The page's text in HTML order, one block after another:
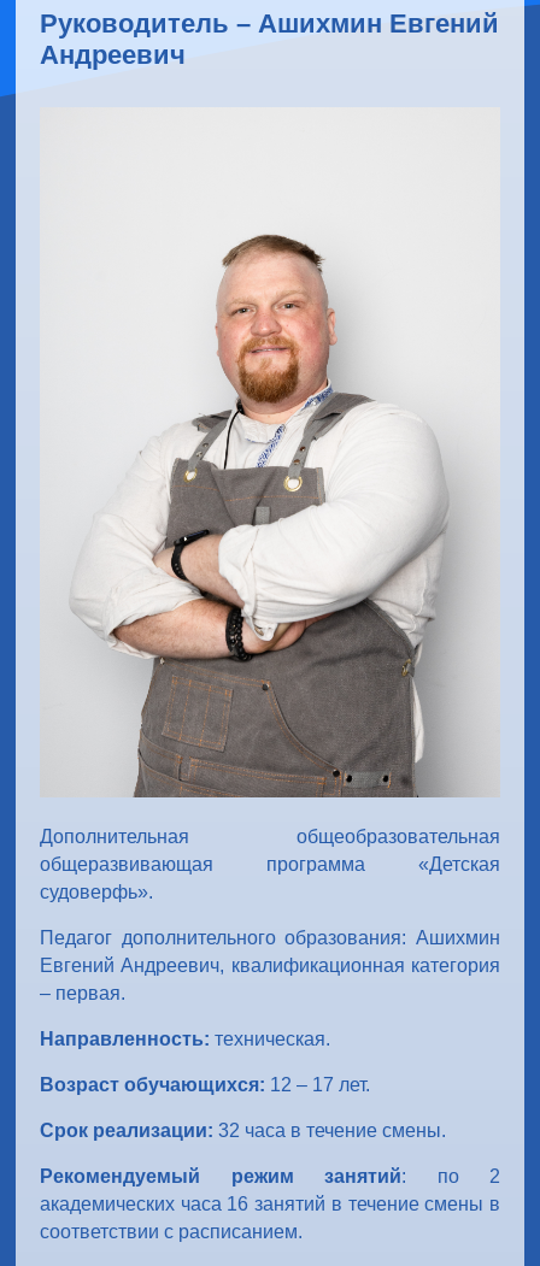
Руководитель – Ашихмин Евгений
Андреевич
Дополнительная общеобразовательная
общеразвивающая программа «Детская
судоверфь».
Педагог дополнительного образования: Ашихмин
Евгений Андреевич, квалификационная категория
– первая.
Направленность: техническая.
Возраст обучающихся: 12 – 17 лет.
Срок реализации: 32 часа в течение смены.
Рекомендуемый режим занятий: по 2
академических часа 16 занятий в течение смены в
соответствии с расписанием.